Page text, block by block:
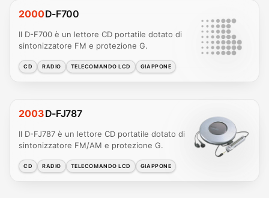
2000D-F700
Il D-F700 è un lettore CD portatile dotato di
sintonizzatore FM e protezione G.
CD RADIO TELECOMANDO LCD GIAPPONE
2003D-FJ787
Il D-FJ787 è un lettore CD portatile dotato di
sintonizzatore FM/AM e protezione G.
CD RADIO TELECOMANDO LCD GIAPPONE